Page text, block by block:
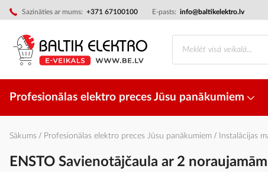
Sazināties ar mums: +371 67100100 E-pasts: info@baltikelektro.lv
Skip
to
Content
Profesionālas elektro preces Jūsu panākumiem
Sākums Profesionālas elektro preces Jūsu panākumiem Instalācijas
ENSTO Savienotājčaula ar 2